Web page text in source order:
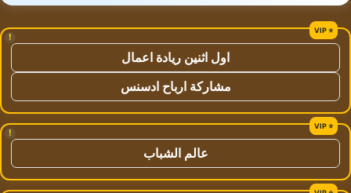
!
اول اثنين ريادة اعمال
مشاركة ارباح ادسنس
!
عالم الشباب